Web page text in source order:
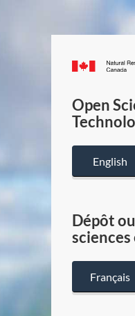
Open
English
Dépôt
Français